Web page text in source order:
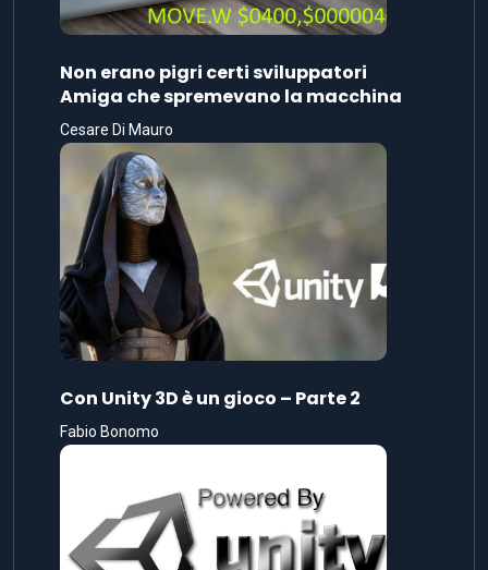
Non erano pigri certi sviluppatori
Amiga che spremevano la macchina
Cesare Di Mauro
Con Unity 3D è un gioco – Parte 2
Fabio Bonomo